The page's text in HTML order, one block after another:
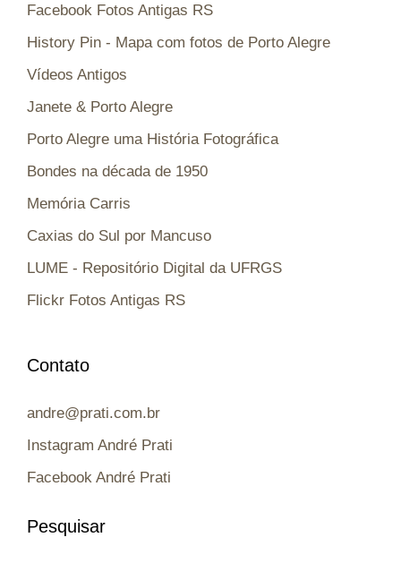
Facebook Fotos Antigas RS
History Pin - Mapa com fotos de Porto Alegre
Vídeos Antigos
Janete & Porto Alegre
Porto Alegre uma História Fotográfica
Bondes na década de 1950
Memória Carris
Caxias do Sul por Mancuso
LUME - Repositório Digital da UFRGS
Flickr Fotos Antigas RS
Contato
andre@prati.com.br
Instagram André Prati
Facebook André Prati
Pesquisar